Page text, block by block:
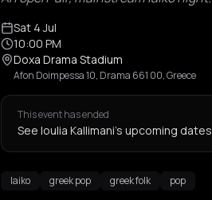
Sat 4 Jul
10:00 PM
Doxa Drama Stadium
Afon Doimpessa 10, Drama 661 00, Greece
This event has ended
See Ioulia Kallimani's upcoming dates
laiko greek pop greek folk pop